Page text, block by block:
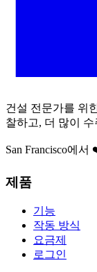
건설 전문가를 위
찰하고, 더 많이
San Francisco에
제품
기능
작동 방식
요금제
로그인